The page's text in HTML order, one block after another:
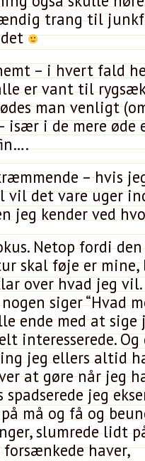
trang til
– i hvert fald
er vant til
man venligt
især i de mere øde
– hvis
vil det vare uger
jeg kender ved
Netop fordi
skal føje er
over hvad jeg
siger “Hvad
ende med at
interesserede.
jeg ellers altid
at gøre når jeg
jeg
må og få og
slumrede lidt
haver,